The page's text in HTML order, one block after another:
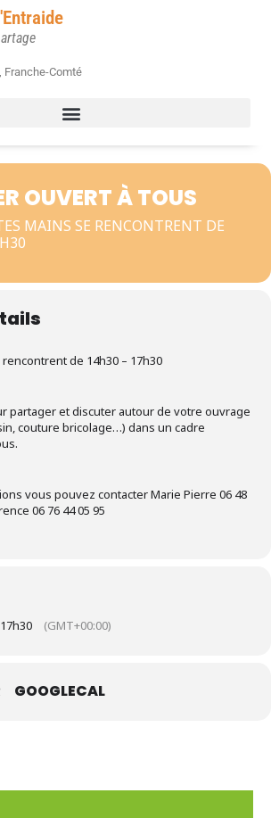
Franche-Comté
OUVERT À TOUS
MAINS SE RENCONTRENT DE
de 14h30 – 17h30
partager et discuter autour de votre ouvrage
couture bricolage…) dans un cadre
vous pouvez contacter Marie Pierre 06 48
06 76 44 05 95
(GMT+00:00)
GOOGLECAL